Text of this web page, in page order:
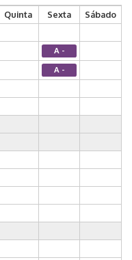
Quinta Sexta
Sábado
A -
A -